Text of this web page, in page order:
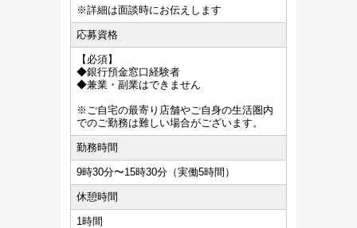
※詳細は面談時にお伝えします
応募資格
【必須】
◆銀行預金窓口経験者
◆兼業・副業はできません
※ご自宅の最寄り店舗やご自身の生活圏内
でのご勤務は難しい場合がございます。
勤務時間
9時30分〜15時30分（実働5時間）
休憩時間
1時間